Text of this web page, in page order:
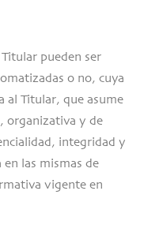
pueden ser
o no, cuya
al Titular, que asume
organizativa y de
integridad y
las mismas de
vigente en